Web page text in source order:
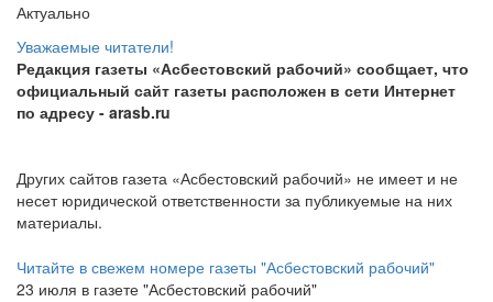
Актуально
Уважаемые читатели!
Редакция газеты «Асбестовский рабочий» сообщает, что
официальный сайт газеты расположен в сети Интернет
по адресу - arasb.ru
Других сайтов газета «Асбестовский рабочий» не имеет и не
несет юридической ответственности за публикуемые на них
материалы.
Читайте в свежем номере газеты "Асбестовский рабочий"
23 июля в газете "Асбестовский рабочий"